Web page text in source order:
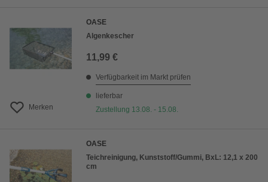
Merken
OASE
Algenkescher
11,99 €
Verfügbarkeit im Markt prüfen
lieferbar
Zustellung 13.08. - 15.08.
OASE
Teichreinigung, Kunststoff/Gummi, BxL: 12,1 x 200
cm